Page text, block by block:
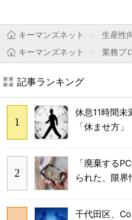
キーマンズネット 生産性
キーマンズネット
業務プ
記事ランキング
休息11時間
「休ませ方」
「廃棄する
られた、限界
千代田区、